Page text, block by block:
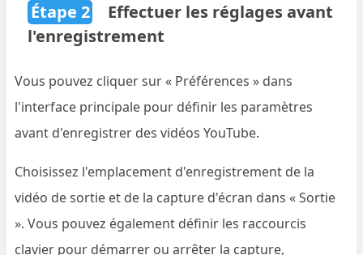
Étape 2
Effectuer les réglages avant
l'enregistrement
Vous pouvez cliquer sur « Préférences » dans
l'interface principale pour définir les paramètres
avant d'enregistrer des vidéos YouTube.
Choisissez l'emplacement d'enregistrement de la
vidéo de sortie et de la capture d'écran dans « Sortie
». Vous pouvez également définir les raccourcis
clavier pour démarrer ou arrêter la capture,